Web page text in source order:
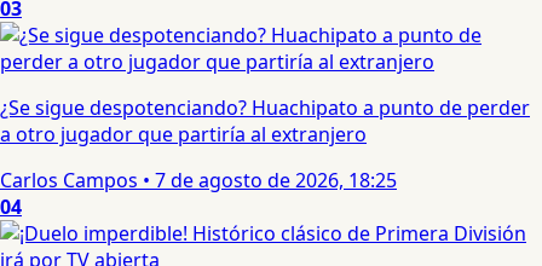
03
¿Se sigue despotenciando? Huachipato a punto de perder
a otro jugador que partiría al extranjero
Carlos Campos • 7 de agosto de 2026, 18:25
04